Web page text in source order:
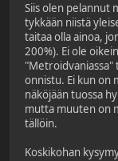
Siis olen pelannut
tykkään niistä
taitaa olla ainoa,
200%). Ei ole
"Metroidvaniassa"
onnistu. Ei kun on
näköjään tuossa
mutta muuten on
tällöin.
Koskikohan